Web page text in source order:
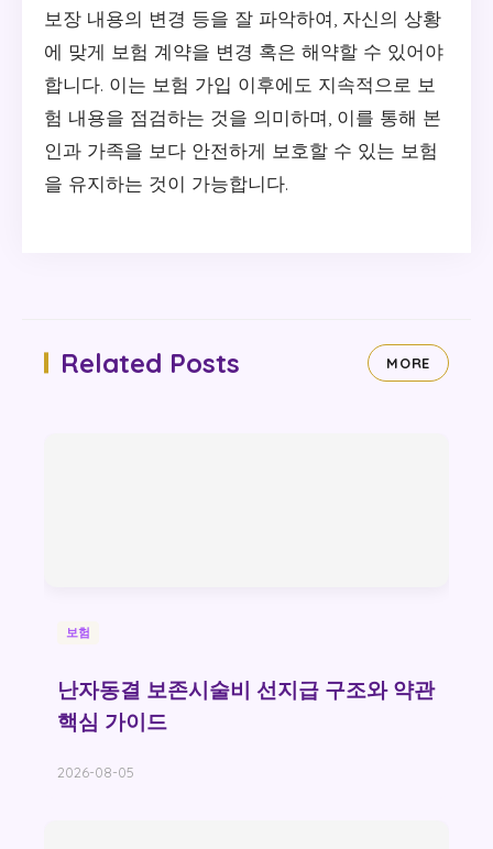
보장 내용의 변경 등을 잘 파악하여, 자신의 상황
에 맞게 보험 계약을 변경 혹은 해약할 수 있어야
합니다. 이는 보험 가입 이후에도 지속적으로 보
험 내용을 점검하는 것을 의미하며, 이를 통해 본
인과 가족을 보다 안전하게 보호할 수 있는 보험
을 유지하는 것이 가능합니다.
Related Posts MORE
보험
난자동결 보존시술비 선지급 구조와 약관
핵심 가이드
2026-08-05